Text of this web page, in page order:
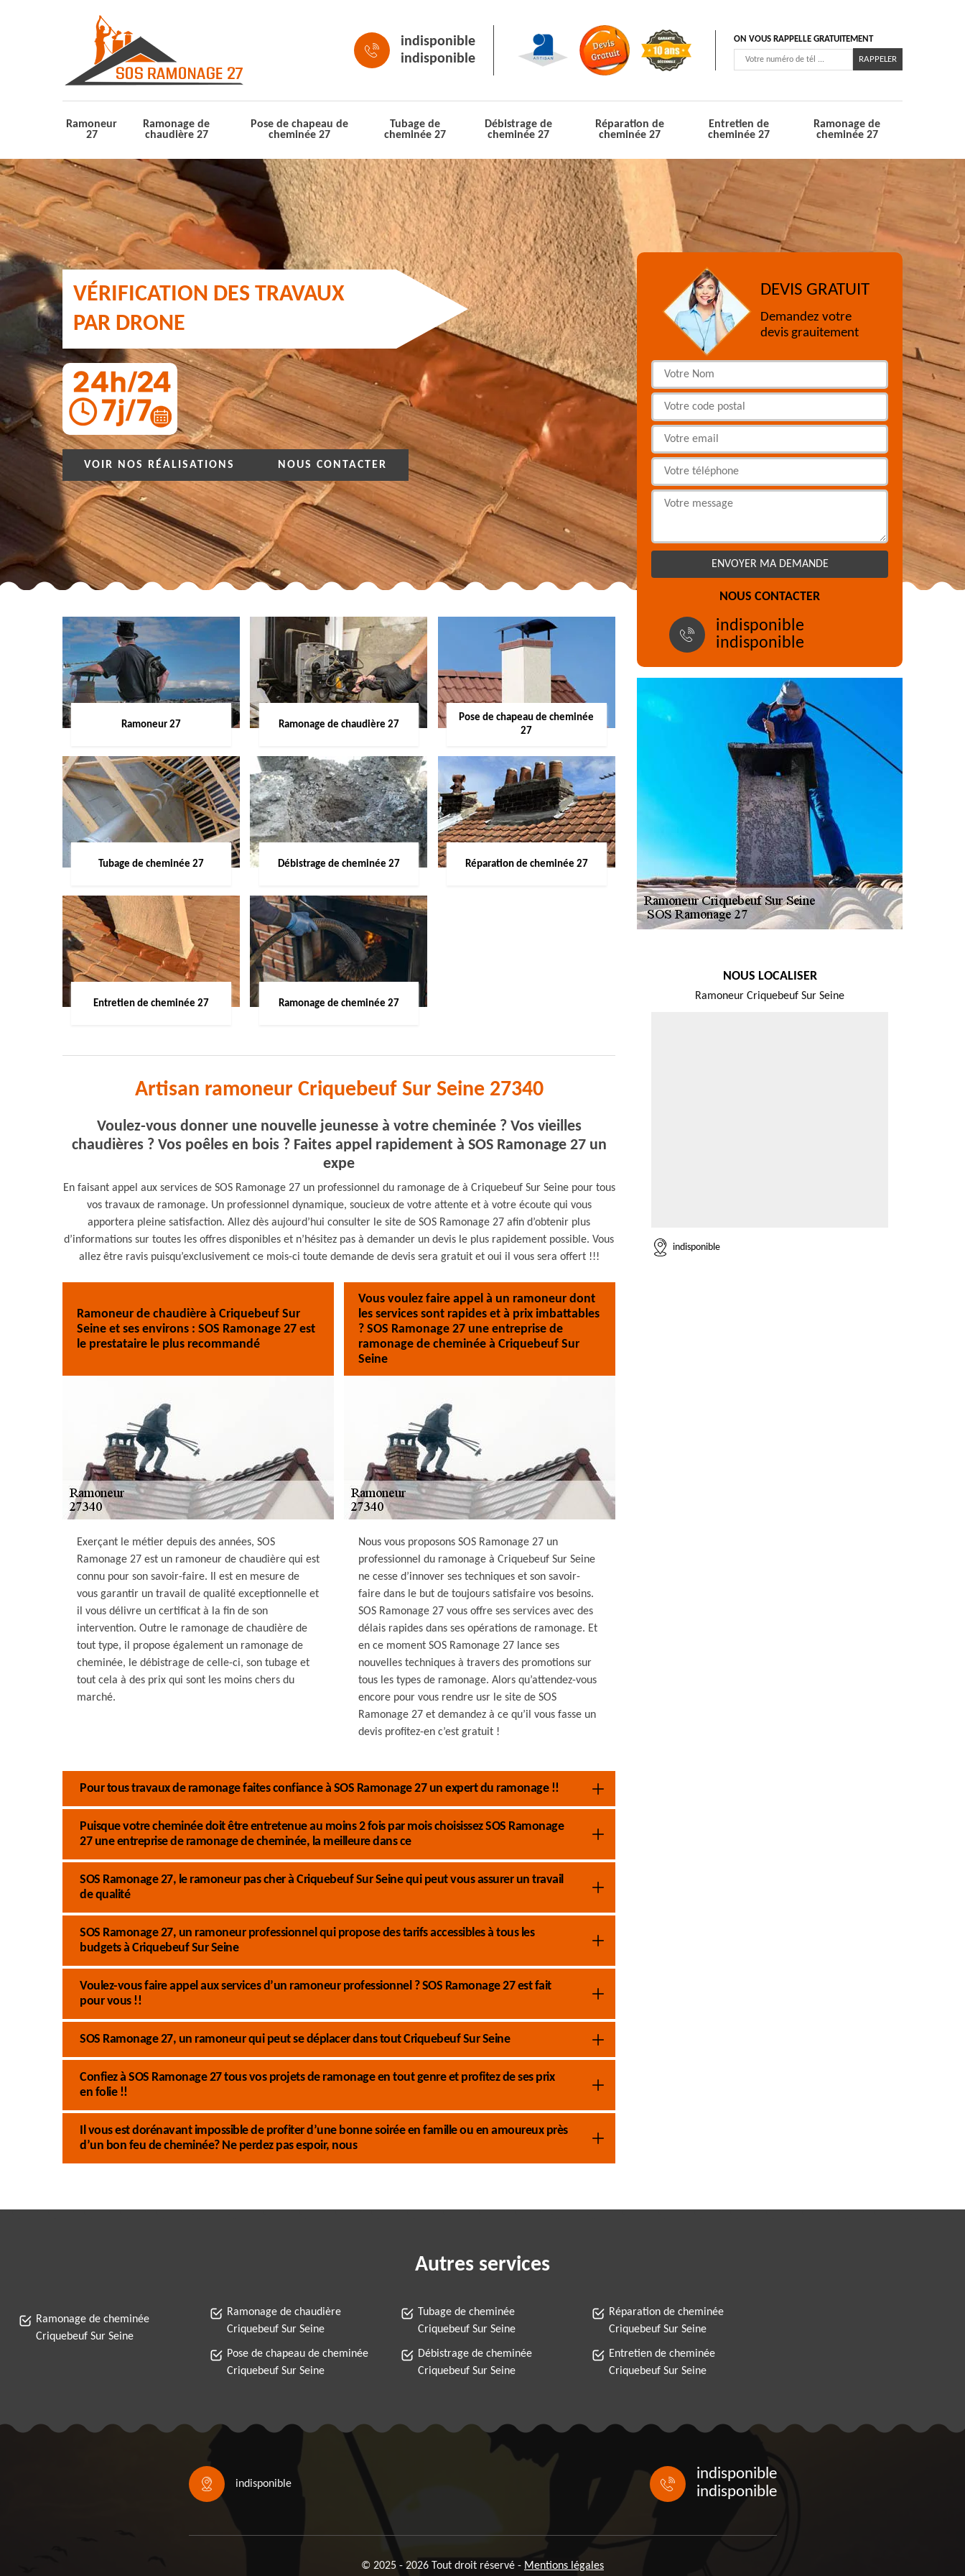
indisponible
indisponible
ON VOUS RAPPELLE GRATUITEMENT
Ramoneur
27
Ramonage de
chaudière 27
Pose de chapeau de
cheminée 27
Tubage de
cheminée 27
Débistrage de
cheminée 27
Réparation de
cheminée 27
Entretien de
cheminée 27
Ramonage de
cheminée 27
VÉRIFICATION DES TRAVAUX
PAR DRONE
VOIR NOS RÉALISATIONS NOUS CONTACTER
Ramoneur 27 Ramonage de chaudière 27
Pose de chapeau de cheminée
27
Tubage de cheminée 27 Débistrage de cheminée 27 Réparation de cheminée 27
Entretien de cheminée 27 Ramonage de cheminée 27
Artisan ramoneur Criquebeuf Sur Seine 27340
Voulez-vous donner une nouvelle jeunesse à votre cheminée ? Vos vieilles
chaudières ? Vos poêles en bois ? Faites appel rapidement à SOS Ramonage 27 un
expe
En faisant appel aux services de SOS Ramonage 27 un professionnel du ramonage de à Criquebeuf Sur Seine pour tous
vos travaux de ramonage. Un professionnel dynamique, soucieux de votre attente et à votre écoute qui vous
apportera pleine satisfaction. Allez dès aujourd’hui consulter le site de SOS Ramonage 27 afin d’obtenir plus
d’informations sur toutes les offres disponibles et n’hésitez pas à demander un devis le plus rapidement possible. Vous
allez être ravis puisqu’exclusivement ce mois-ci toute demande de devis sera gratuit et oui il vous sera offert !!!
Ramoneur de chaudière à Criquebeuf Sur
Seine et ses environs : SOS Ramonage 27 est
le prestataire le plus recommandé
Exerçant le métier depuis des années, SOS
Ramonage 27 est un ramoneur de chaudière qui est
connu pour son savoir-faire. Il est en mesure de
vous garantir un travail de qualité exceptionnelle et
il vous délivre un certificat à la fin de son
intervention. Outre le ramonage de chaudière de
tout type, il propose également un ramonage de
cheminée, le débistrage de celle-ci, son tubage et
tout cela à des prix qui sont les moins chers du
marché.
Vous voulez faire appel à un ramoneur dont
les services sont rapides et à prix imbattables
? SOS Ramonage 27 une entreprise de
ramonage de cheminée à Criquebeuf Sur
Seine
Nous vous proposons SOS Ramonage 27 un
professionnel du ramonage à Criquebeuf Sur Seine
ne cesse d’innover ses techniques et son savoir-
faire dans le but de toujours satisfaire vos besoins.
SOS Ramonage 27 vous offre ses services avec des
délais rapides dans ses opérations de ramonage. Et
en ce moment SOS Ramonage 27 lance ses
nouvelles techniques à travers des promotions sur
tous les types de ramonage. Alors qu’attendez-vous
encore pour vous rendre usr le site de SOS
Ramonage 27 et demandez à ce qu’il vous fasse un
devis profitez-en c’est gratuit !
Pour tous travaux de ramonage faites confiance à SOS Ramonage 27 un expert du ramonage !!
Puisque votre cheminée doit être entretenue au moins 2 fois par mois choisissez SOS Ramonage
27 une entreprise de ramonage de cheminée, la meilleure dans ce
SOS Ramonage 27, le ramoneur pas cher à Criquebeuf Sur Seine qui peut vous assurer un travail
de qualité
SOS Ramonage 27, un ramoneur professionnel qui propose des tarifs accessibles à tous les
budgets à Criquebeuf Sur Seine
Voulez-vous faire appel aux services d’un ramoneur professionnel ? SOS Ramonage 27 est fait
pour vous !!
SOS Ramonage 27, un ramoneur qui peut se déplacer dans tout Criquebeuf Sur Seine
Confiez à SOS Ramonage 27 tous vos projets de ramonage en tout genre et profitez de ses prix
en folie !!
Il vous est dorénavant impossible de profiter d’une bonne soirée en famille ou en amoureux près
d’un bon feu de cheminée? Ne perdez pas espoir, nous
DEVIS GRATUIT
Demandez votre
devis grauitement
NOUS CONTACTER
indisponible
indisponible
NOUS LOCALISER
Ramoneur Criquebeuf Sur Seine
indisponible
Autres services
Ramonage de cheminée
Criquebeuf Sur Seine
Ramonage de chaudière
Criquebeuf Sur Seine
Pose de chapeau de cheminée
Criquebeuf Sur Seine
Tubage de cheminée
Criquebeuf Sur Seine
Débistrage de cheminée
Criquebeuf Sur Seine
Réparation de cheminée
Criquebeuf Sur Seine
Entretien de cheminée
Criquebeuf Sur Seine
indisponible
indisponible
indisponible
© 2025 - 2026 Tout droit réservé - Mentions légales